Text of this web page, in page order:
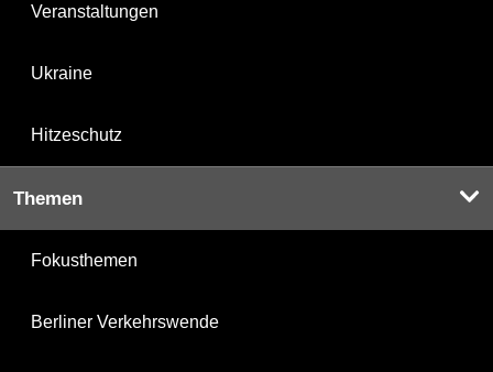
Veranstaltungen
Ukraine
Hitzeschutz
Themen
Fokusthemen
Berliner Verkehrswende